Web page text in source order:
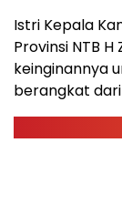
Istri Kepala
Provinsi NTB
keinginannya
berangkat